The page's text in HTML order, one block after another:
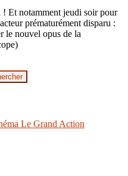
! Et notamment jeudi soir pour
prématurément disparu :
le nouvel opus de la
Le Grand Action